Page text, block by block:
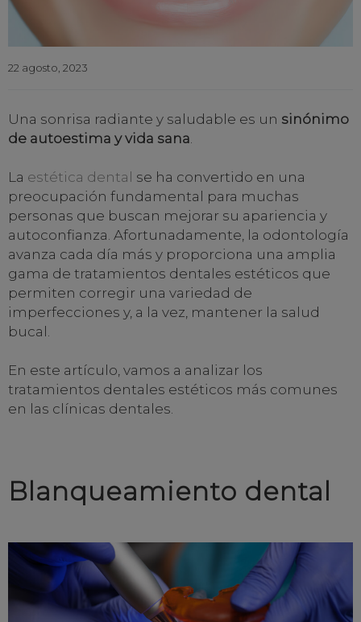
22 agosto, 2023
Una sonrisa radiante y saludable es un sinónimo
de autoestima y vida sana
La estética dental se ha convertido en una
preocupación fundamental para muchas
personas que buscan mejorar su apariencia y
autoconfianza. Afortunadamente, la odontología
avanza cada día más y proporciona una amplia
gama de tratamientos dentales estéticos que
permiten corregir una variedad de
imperfecciones y, a la vez, mantener la salud
bucal.
En este artículo, vamos a analizar los
tratamientos dentales estéticos más comunes
en las clínicas dentales.
Blanqueamiento dental